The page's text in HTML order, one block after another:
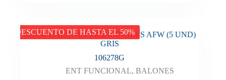
DESCUENTO DE HASTA EL 50%
RACK BALONES MEDICINALES AFW (5 UND)
GRIS
106278G
ENT FUNCIONAL, BALONES